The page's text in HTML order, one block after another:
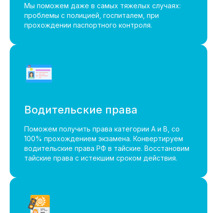
Мы поможем даже в самых тяжелых случаях:
проблемы с полицией, госпиталем, при
прохождении паспортного контроля.
Водительские права
Поможем получить права категории А и B, со
100% прохождением экзамена. Конвертируем
водительские права РФ в тайские. Восстановим
тайские права с истекшим сроком действия.
Часы работы: 08:00-17:00
63, Wichit, Phuket, 83000, Таиланд
Офис Пхукет на Google картах: